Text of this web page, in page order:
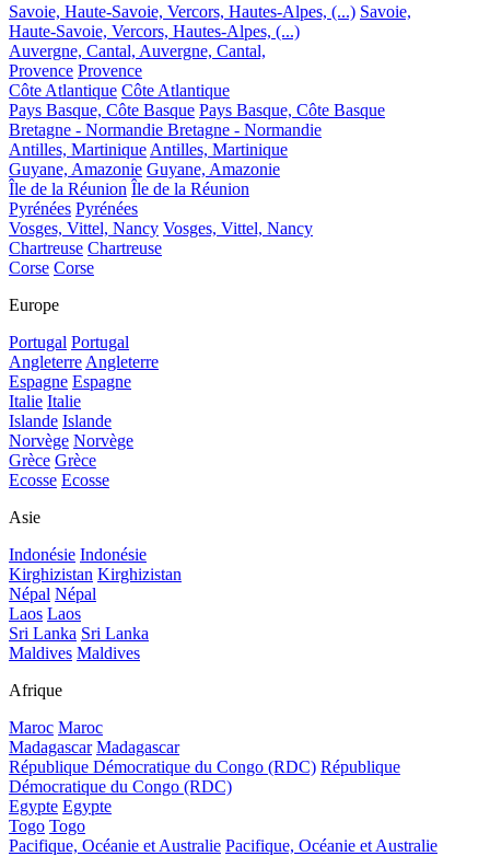
Savoie, Haute-Savoie, Vercors, Hautes-Alpes, (...) Savoie,
Haute-Savoie, Vercors, Hautes-Alpes, (...)
Auvergne, Cantal, Auvergne, Cantal,
Provence Provence
Côte Atlantique Côte Atlantique
Pays Basque, Côte Basque Pays Basque, Côte Basque
Bretagne - Normandie Bretagne - Normandie
Antilles, Martinique Antilles, Martinique
Guyane, Amazonie Guyane, Amazonie
Île de la Réunion Île de la Réunion
Pyrénées Pyrénées
Vosges, Vittel, Nancy Vosges, Vittel, Nancy
Chartreuse Chartreuse
Corse Corse
Europe
Portugal Portugal
Angleterre Angleterre
Espagne Espagne
Italie Italie
Islande Islande
Norvège Norvège
Grèce Grèce
Ecosse Ecosse
Asie
Indonésie Indonésie
Kirghizistan Kirghizistan
Népal Népal
Laos Laos
Sri Lanka Sri Lanka
Maldives Maldives
Afrique
Maroc Maroc
Madagascar Madagascar
République Démocratique du Congo (RDC) République
Démocratique du Congo (RDC)
Egypte Egypte
Togo Togo
Pacifique, Océanie et Australie Pacifique, Océanie et Australie